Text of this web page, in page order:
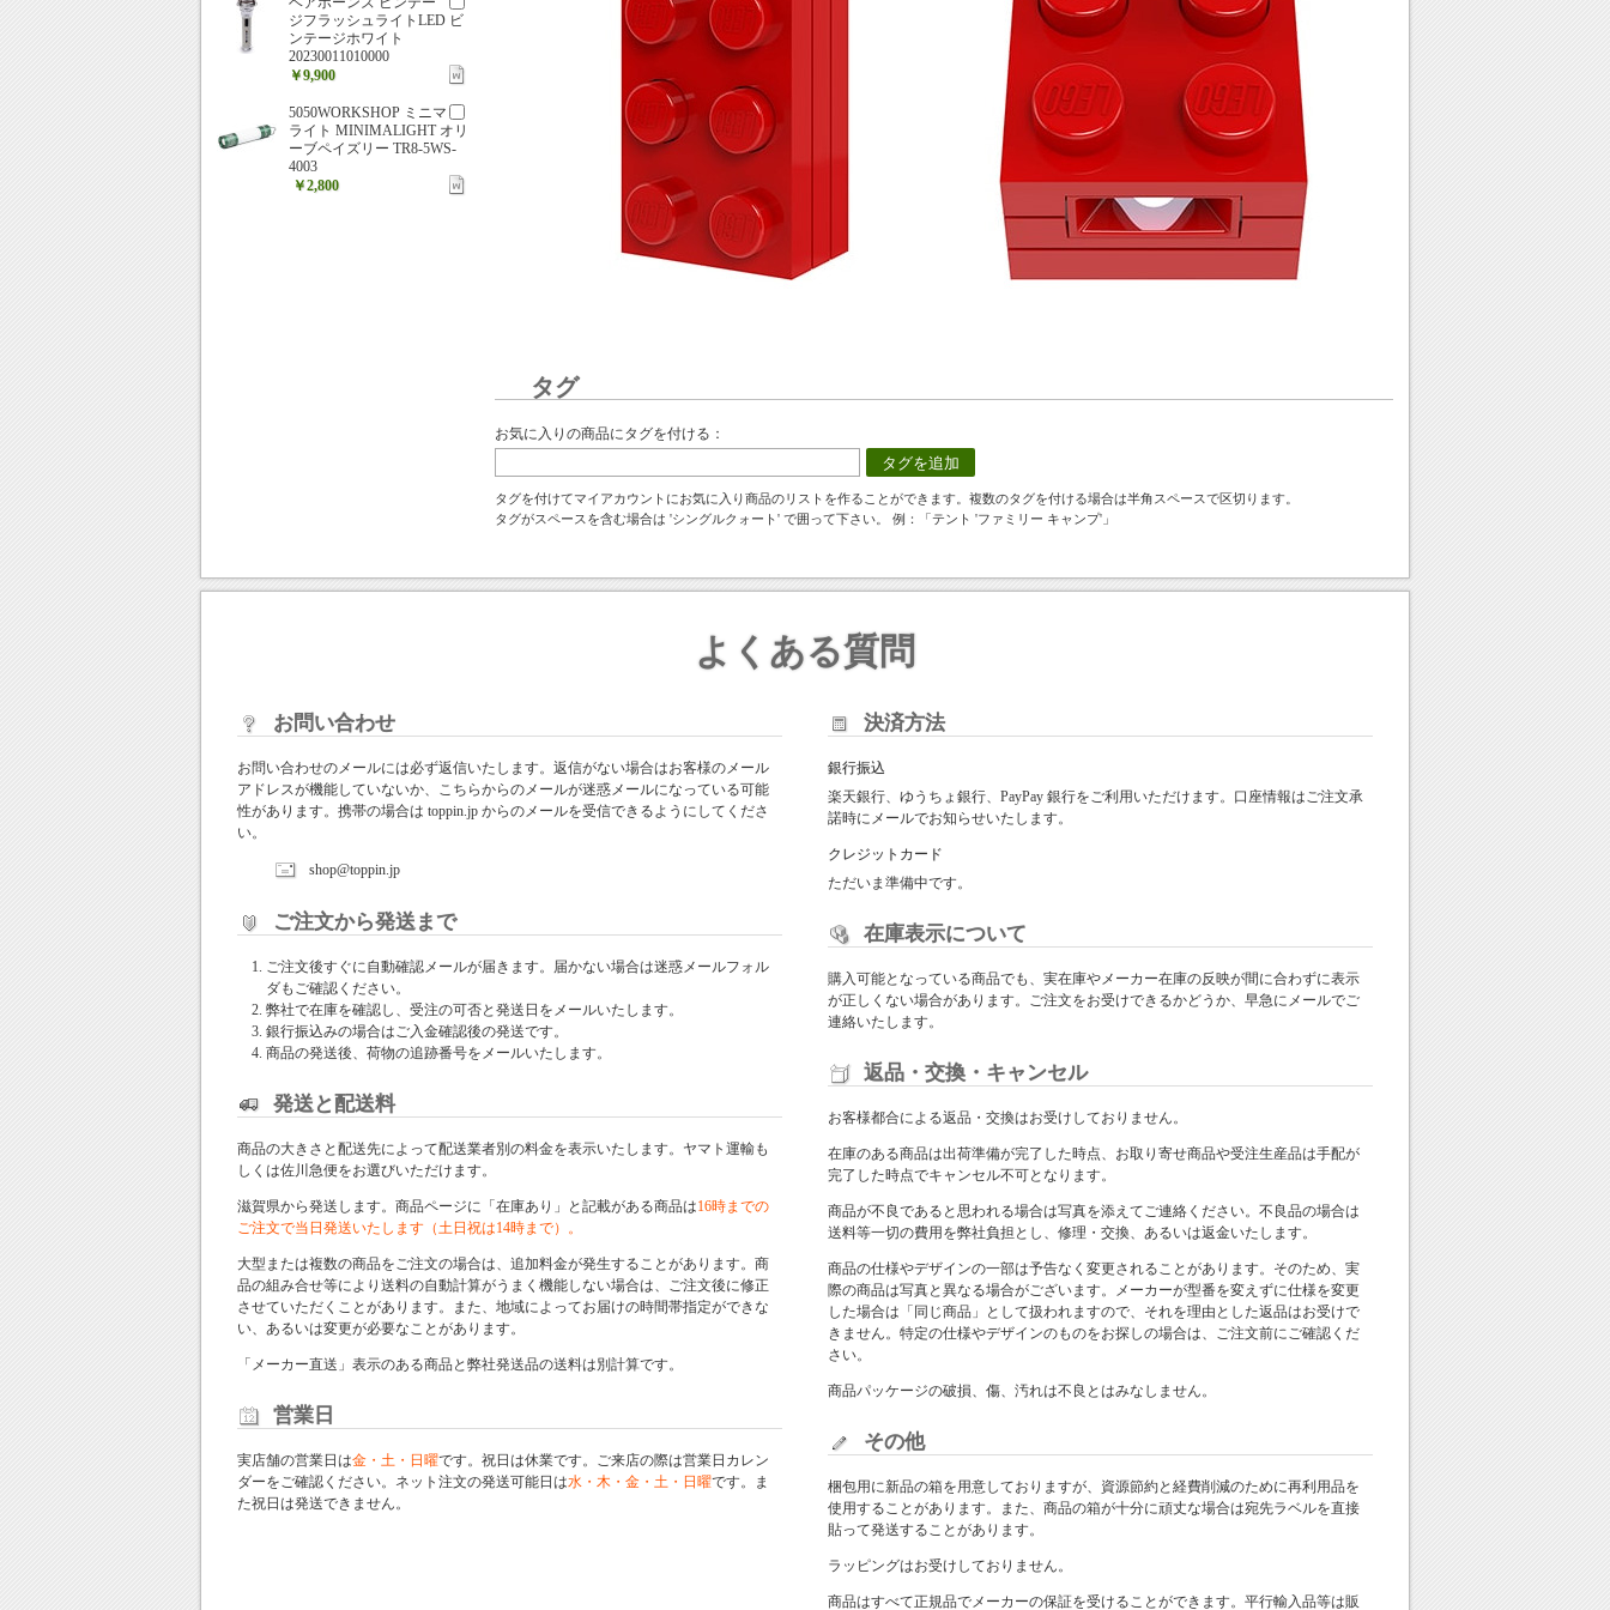
タグ
お気に入りの商品にタグを付ける：
タグを追加
タグを付けてマイアカウントにお気に入り商品のリストを作ることができます。複数のタグを付ける場合は半角スペースで区切ります。
タグがスペースを含む場合は 'シングルクォート' で囲って下さい。 例：「テント 'ファミリー キャンプ'」
ジフラッシュライトLED ビ
ンテージホワイト
20230011010000
￥9,900
5050WORKSHOP ミニマ
ライト MINIMALIGHT オリ
ーブペイズリー TR8-5WS-
4003
￥2,800
よくある質問
お問い合わせ
お問い合わせのメールには必ず返信いたします。返信がない場合はお客様のメール
アドレスが機能していないか、こちらからのメールが迷惑メールになっている可能
性があります。携帯の場合は toppin.jp からのメールを受信できるようにしてくださ
い。
shop@toppin.jp
ご注文から発送まで
ご注文後すぐに自動確認メールが届きます。届かない場合は迷惑メールフォル
ダもご確認ください。
弊社で在庫を確認し、受注の可否と発送日をメールいたします。
銀行振込みの場合はご入金確認後の発送です。
商品の発送後、荷物の追跡番号をメールいたします。
発送と配送料
商品の大きさと配送先によって配送業者別の料金を表示いたします。ヤマト運輸も
しくは佐川急便をお選びいただけます。
滋賀県から発送します。商品ページに「在庫あり」と記載がある商品は16時までの
ご注文で当日発送いたします（土日祝は14時まで）。
大型または複数の商品をご注文の場合は、追加料金が発生することがあります。商
品の組み合せ等により送料の自動計算がうまく機能しない場合は、ご注文後に修正
させていただくことがあります。また、地域によってお届けの時間帯指定ができな
い、あるいは変更が必要なことがあります。
「メーカー直送」表示のある商品と弊社発送品の送料は別計算です。
営業日
実店舗の営業日は金・土・日曜です。祝日は休業です。ご来店の際は営業日カレン
ダーをご確認ください。ネット注文の発送可能日は水・木・金・土・日曜です。ま
た祝日は発送できません。
決済方法
銀行振込
楽天銀行、ゆうちょ銀行、PayPay 銀行をご利用いただけます。口座情報はご注文承
諾時にメールでお知らせいたします。
クレジットカード
ただいま準備中です。
在庫表示について
購入可能となっている商品でも、実在庫やメーカー在庫の反映が間に合わずに表示
が正しくない場合があります。ご注文をお受けできるかどうか、早急にメールでご
連絡いたします。
返品・交換・キャンセル
お客様都合による返品・交換はお受けしておりません。
在庫のある商品は出荷準備が完了した時点、お取り寄せ商品や受注生産品は手配が
完了した時点でキャンセル不可となります。
商品が不良であると思われる場合は写真を添えてご連絡ください。不良品の場合は
送料等一切の費用を弊社負担とし、修理・交換、あるいは返金いたします。
商品の仕様やデザインの一部は予告なく変更されることがあります。そのため、実
際の商品は写真と異なる場合がございます。メーカーが型番を変えずに仕様を変更
した場合は「同じ商品」として扱われますので、それを理由とした返品はお受けで
きません。特定の仕様やデザインのものをお探しの場合は、ご注文前にご確認くだ
さい。
商品パッケージの破損、傷、汚れは不良とはみなしません。
その他
梱包用に新品の箱を用意しておりますが、資源節約と経費削減のために再利用品を
使用することがあります。また、商品の箱が十分に頑丈な場合は宛先ラベルを直接
貼って発送することがあります。
ラッピングはお受けしておりません。
商品はすべて正規品でメーカーの保証を受けることができます。平行輸入品等は販